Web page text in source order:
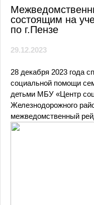
состоящим на
по г.Пензе
29.12.2023
28 декабря 2023 года
социальной помощи
детьми МБУ «Центр
Железнодорожного
межведомственный